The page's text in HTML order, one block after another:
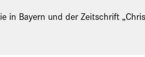
in Bayern und der Zeitschrift